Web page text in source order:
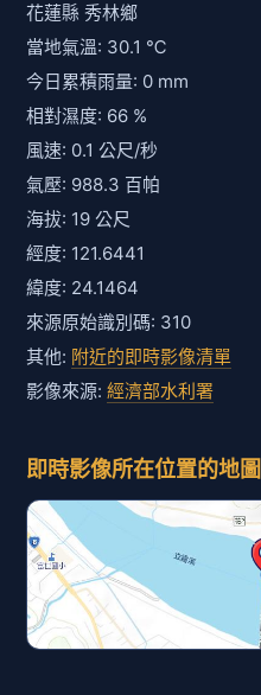
花蓮縣 秀林鄉
當地氣溫: 30.1 ℃
今日累積雨量: 0 mm
相對濕度: 66 %
風速: 0.1 公尺/秒
氣壓: 988.3 百帕
海拔: 19 公尺
經度: 121.6441
緯度: 24.1464
來源原始識別碼: 310
其他: 附近的即時影像清單
影像來源: 經濟部水利署
即時影像所在位置的地圖